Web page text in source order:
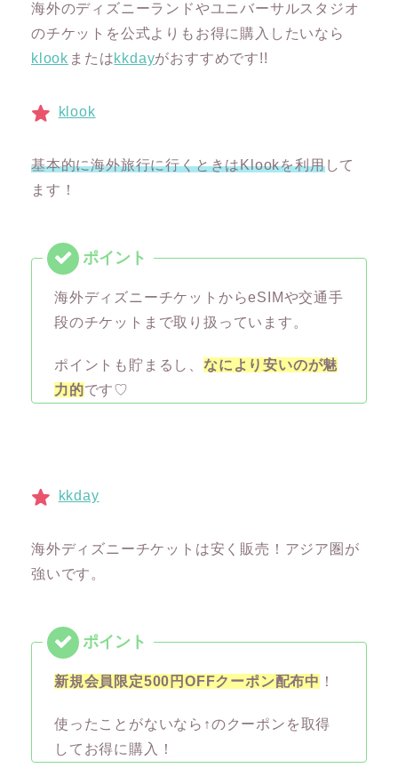
海外のディズニーランドやユニバーサルスタジオ
のチケットを公式よりもお得に購入したいなら
klook またはkkdayがおすすめです!!
klook
基本的に海外旅行に行くときはKlookを利用して
ます！
海外ディズニーチケットからeSIMや交通手
段のチケットまで取り扱っています。
ポイントも貯まるし、 なにより安いのが魅
力的です♡
kkday
海外ディズニーチケットは安く販売！アジア圏が
強いです。
新規会員限定500円OFFクーポン配布中 ！
使ったことがないなら↑のクーポンを取得
してお得に購入！